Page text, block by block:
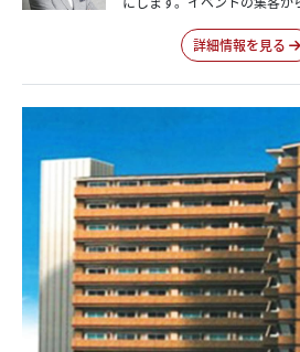
詳細情報を見る